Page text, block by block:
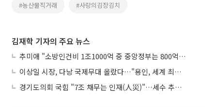
#농산물직거래 #사랑의김장김치
김재학 기자의 주요 뉴스
추미애 "소방인건비 1조1000억 중 중앙정부는 800억뿐"
이상일 시장, 다낭 국제무대 올랐다…"용인, 세계 최대 반도체 도시 된다"
경기도의회 국힘 "7조 채무는 인재(人災)"…세수 추계 조작 의혹 제기